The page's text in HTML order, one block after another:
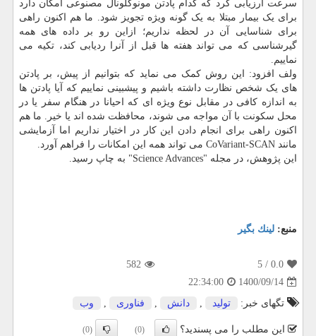
سرعت ارزیابی کرد که کدام پادتن مونوکلونال مصنوعی امکان دارد
برای یک بیمار مبتلا به یک گونه ویژه تجویز شود. ما هم اکنون راهی
برای شناسایی آن در لحظه نداریم؛ ازاین رو بر داده های همه
گیرشناسی که می تواند هفته ها قبل از آنرا ردیابی کند، تکیه می
نماییم.
ولف افزود: این روش کمک می نماید که بتوانیم از پیش، بر پادتن
های یک شخص نظارت داشته باشیم و پیشبینی نماییم که آیا پادتن ها
به اندازه کافی در مقابل نوع ویژه ای که احیانا در هنگام سفر یا در
محل سکونت با آن مواجه می شوند، محافظت شده اند یا خیر. ما هم
اکنون راهی برای انجام دادن این کار در اختیار نداریم اما آزمایشی
مانند CoVariant-SCAN می تواند همه این امکانات را فراهم آورد.
این پژوهش، در مجله "Science Advances" به چاپ رسید.
منبع: لینك بگیر
0.0
/ 5
582
1400/09/14
22:34:00
تگهای خبر:
تولید , دانش , فناوری , وب
این مطلب را می پسندید؟ (0)
(0)